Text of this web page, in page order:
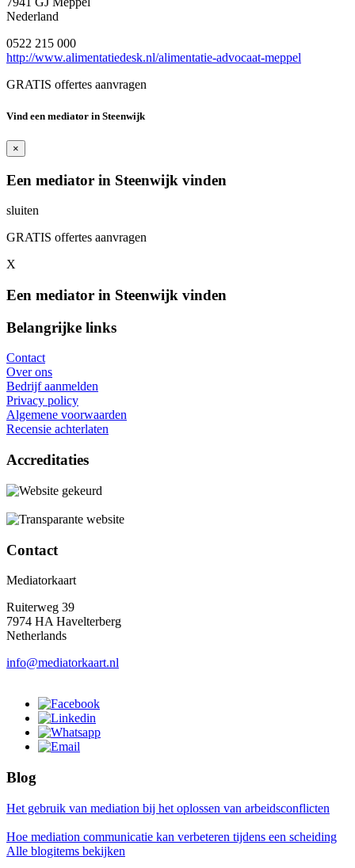
Nederland
0522 215 000
http://www.alimentatiedesk.nl/alimentatie-advocaat-meppel
GRATIS offertes aanvragen
Vind een mediator in Steenwijk
×
Een mediator in Steenwijk vinden
sluiten
GRATIS offertes aanvragen
X
Een mediator in Steenwijk vinden
Belangrijke links
Contact
Over ons
Bedrijf aanmelden
Privacy policy
Algemene voorwaarden
Recensie achterlaten
Accreditaties
Contact
Mediatorkaart
Ruiterweg 39
7974 HA Havelterberg
Netherlands
info@mediatorkaart.nl
Blog
Het gebruik van mediation bij het oplossen van arbeidsconflicten
Hoe mediation communicatie kan verbeteren tijdens een scheiding
Alle blogitems bekijken